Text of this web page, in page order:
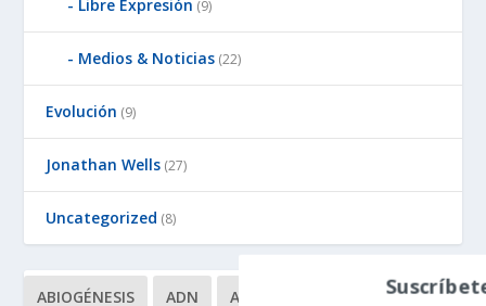
Libre Expresión (9)
Medios & Noticias (22)
Evolución (9)
Jonathan Wells (27)
Uncategorized (8)
ABIOGÉNESIS ADN ADN BASURA